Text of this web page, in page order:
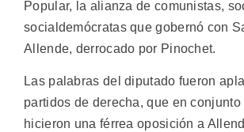
Popular, la alianza de comunistas,
socialdemócratas que gobernó con
Allende, derrocado por Pinochet.
Las palabras del diputado fueron
partidos de derecha, que en
hicieron una férrea oposición a